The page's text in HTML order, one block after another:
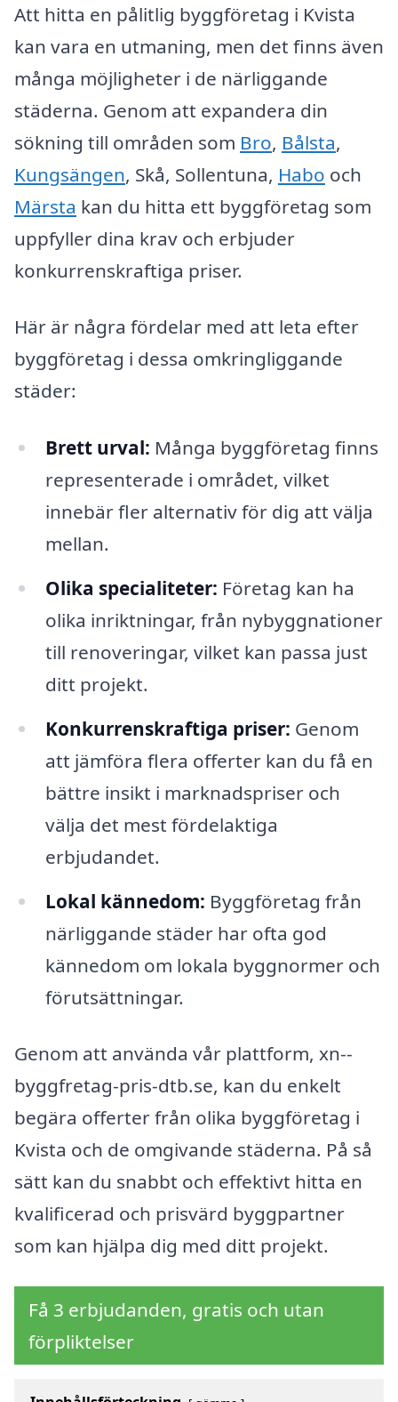
Att hitta en pålitlig byggföretag i Kvista
kan vara en utmaning, men det finns även
många möjligheter i de närliggande
städerna. Genom att expandera din
sökning till områden som Bro, Bålsta,
Kungsängen, Skå, Sollentuna, Habo och
Märsta kan du hitta ett byggföretag som
uppfyller dina krav och erbjuder
konkurrenskraftiga priser.
Här är några fördelar med att leta efter
byggföretag i dessa omkringliggande
städer:
Brett urval: Många byggföretag finns
representerade i området, vilket
innebär fler alternativ för dig att välja
mellan.
Olika specialiteter: Företag kan ha
olika inriktningar, från nybyggnationer
till renoveringar, vilket kan passa just
ditt projekt.
Konkurrenskraftiga priser: Genom
att jämföra flera offerter kan du få en
bättre insikt i marknadspriser och
välja det mest fördelaktiga
erbjudandet.
Lokal kännedom: Byggföretag från
närliggande städer har ofta god
kännedom om lokala byggnormer och
förutsättningar.
Genom att använda vår plattform, xn--
byggfretag-pris-dtb.se, kan du enkelt
begära offerter från olika byggföretag i
Kvista och de omgivande städerna. På så
sätt kan du snabbt och effektivt hitta en
kvalificerad och prisvärd byggpartner
som kan hjälpa dig med ditt projekt.
Få 3 erbjudanden, gratis och utan
förpliktelser